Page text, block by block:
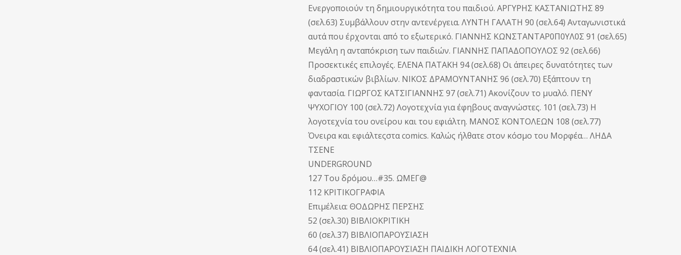
Ενεργοποιούν τη δημιουργικότητα του παιδιού. ΑΡΓΥΡΗΣ ΚΑΣΤΑΝΙΩΤΗΣ 89
(σελ.63) Συμβάλλουν στην αντενέργεια. ΛΥΝΤΗ ΓΑΛΑΤΗ 90 (σελ.64) Ανταγωνιστικά
αυτά που έρχονται από το εξωτερικό. ΓΙΑΝΝΗΣ ΚΩΝΣΤΑΝΤΑΡ0Π0ΥΛ0Σ 91 (σελ.65)
Μεγάλη η ανταπόκριση των παιδιών. ΓΙΑΝΝΗΣ ΠΑΠΑΔΟΠΟΥΛΟΣ 92 (σελ.66)
Προσεκτικές επιλογές. ΕΛΕΝΑ ΠΑΤΑΚΗ 94 (σελ.68) Οι άπειρες δυνατότητες των
διαδραστικών βιβλίων. ΝΙΚΟΣ ΔΡΑΜΟΥΝΤΑΝΗΣ 96 (σελ.70) Εξάπτουν τη
φαντασία. ΓΙΩΡΓΟΣ ΚΑΤΣΙΓΙΑΝΝΗΣ 97 (σελ.71) Ακονίζουν το μυαλό. ΠΕΝΥ
ΨΥΧΟΓΙΟΥ 100 (σελ.72) Λογοτεχνία για έφηβους αναγνώστες. 101 (σελ.73) Η
λογοτεχνία του ονείρου και του εφιάλτη. ΜΑΝΟΣ ΚΟΝΤΟΛΕΩΝ 108 (σελ.77)
Όνειρα και εφιάλτεςστα comics. Καλώς ήλθατε στον κόσμο του Μορφέα… ΛΗΔΑ
ΤΣΕΝΕ
UNDERGROUND
127 Του δρόμου…#35. ΩΜΕΓ@
112 ΚΡΙΤΙΚΟΓΡΑΦΙΑ
Επιμέλεια: ΘΟΔΩΡΗΣ ΠΕΡΣΗΣ
52 (σελ.30) ΒΙΒΛΙΟΚΡΙΤΙΚΗ
60 (σελ.37) ΒΙΒΛΙΟΠΑΡΟΥΣΙΑΣΗ
64 (σελ.41) ΒΙΒΛΙΟΠΑΡΟΥΣΙΑΣΗ ΠΑΙΔΙΚΗ ΛΟΓΟΤΕΧΝΙΑ